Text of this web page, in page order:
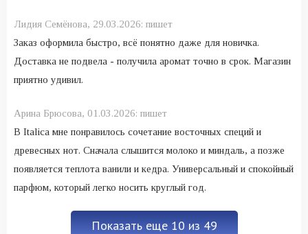
Лидия Семёнова, 29.03.2026: пишет
Заказ оформила быстро, всё понятно даже для новичка.
Доставка не подвела - получила аромат точно в срок. Магазин
приятно удивил.
Арина Брюсова, 01.03.2026: пишет
В Italica мне понравилось сочетание восточных специй и
древесных нот. Сначала слышится молоко и миндаль, а позже
появляется теплота ванили и кедра. Универсальный и спокойный
парфюм, который легко носить круглый год.
Показать еще 10 из 49